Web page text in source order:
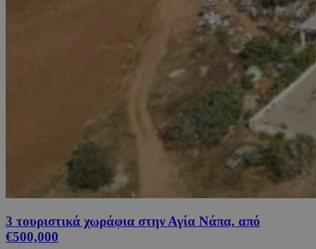
3 τουριστικά χωράφια στην Αγία Νάπα, από
€500,000